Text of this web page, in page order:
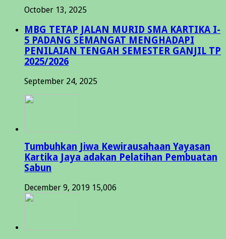
October 13, 2025
MBG TETAP JALAN MURID SMA KARTIKA I-
5 PADANG SEMANGAT MENGHADAPI
PENILAIAN TENGAH SEMESTER GANJIL TP
2025/2026
September 24, 2025
Tumbuhkan Jiwa Kewirausahaan Yayasan
Kartika Jaya adakan Pelatihan Pembuatan
Sabun
December 9, 2019 15,006